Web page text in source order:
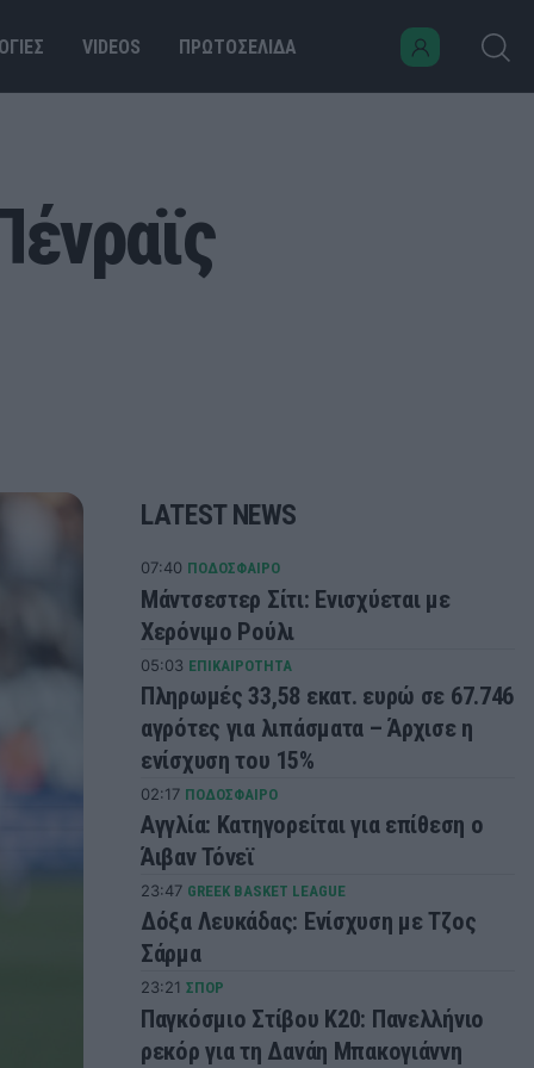
VIDEOS ΠΡΩΤΟΣΕΛΙΔΑ
LATEST NEWS
07:40 ΠΟΔΟΣΦΑΙΡΟ
Μάντσεστερ Σίτι: Ενισχύεται με
Χερόνιμο Ρούλι
05:03 ΕΠΙΚΑΙΡΟΤΗΤΑ
Πληρωμές 33,58 εκατ. ευρώ σε 67.746
αγρότες για λιπάσματα – Άρχισε η
ενίσχυση του 15%
02:17 ΠΟΔΟΣΦΑΙΡΟ
Αγγλία: Κατηγορείται για επίθεση ο
Άιβαν Τόνεϊ
23:47 GREEK BASKET LEAGUE
Δόξα Λευκάδας: Ενίσχυση με Τζος
Σάρμα
23:21 ΣΠΟΡ
Παγκόσμιο Στίβου Κ20: Πανελλήνιο
ρεκόρ για τη Δανάη Μπακογιάννη